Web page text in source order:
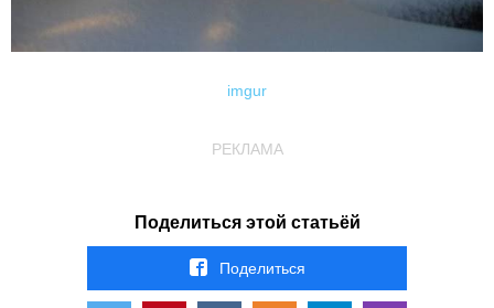
imgur
РЕКЛАМА
Поделиться этой статьёй
Поделиться